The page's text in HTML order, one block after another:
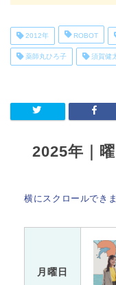
2012年 ROBOT
薬師丸ひろ子 須賀健
2025年｜
横にスクロールでき
月曜日